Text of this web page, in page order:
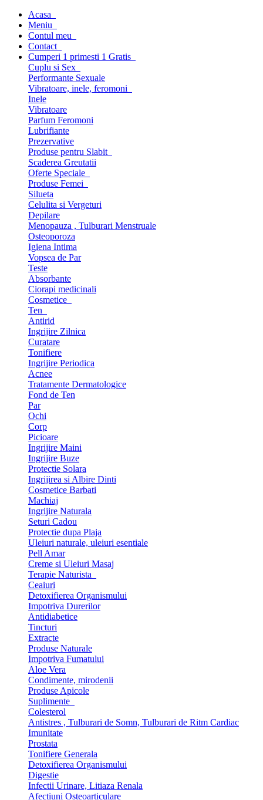
Acasa
Meniu
Contul meu
Contact
Cumperi 1 primesti 1 Gratis
Cuplu si Sex
Performante Sexuale
Vibratoare, inele, feromoni
Inele
Vibratoare
Parfum Feromoni
Lubrifiante
Prezervative
Produse pentru Slabit
Scaderea Greutatii
Oferte Speciale
Produse Femei
Silueta
Celulita si Vergeturi
Depilare
Menopauza , Tulburari Menstruale
Osteoporoza
Igiena Intima
Vopsea de Par
Teste
Absorbante
Ciorapi medicinali
Cosmetice
Ten
Antirid
Ingrijire Zilnica
Curatare
Tonifiere
Ingrijire Periodica
Acnee
Tratamente Dermatologice
Fond de Ten
Par
Ochi
Corp
Picioare
Ingrijire Maini
Ingrijire Buze
Protectie Solara
Ingrijirea si Albire Dinti
Cosmetice Barbati
Machiaj
Ingrijire Naturala
Seturi Cadou
Protectie dupa Plaja
Uleiuri naturale, uleiuri esentiale
Pell Amar
Creme si Uleiuri Masaj
Terapie Naturista
Ceaiuri
Detoxifierea Organismului
Impotriva Durerilor
Antidiabetice
Tincturi
Extracte
Produse Naturale
Impotriva Fumatului
Aloe Vera
Condimente, mirodenii
Produse Apicole
Suplimente
Colesterol
Antistres , Tulburari de Somn, Tulburari de Ritm Cardiac
Imunitate
Prostata
Tonifiere Generala
Detoxifierea Organismului
Digestie
Infectii Urinare, Litiaza Renala
Afectiuni Osteoarticulare